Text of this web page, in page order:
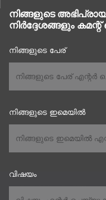
നിങ്ങളുടെ
നിർദ്ദേശങ്ങളും
നിങ്ങളുടെ പേര്
നിങ്ങളുടെ ഇമെയിൽ
വിഷയം